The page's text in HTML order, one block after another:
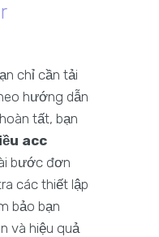
chỉ cần tải
hướng dẫn
tất, bạn
acc
bước đơn
các thiết lập
bảo bạn
và hiệu quả